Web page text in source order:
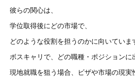
彼らの関心は、
学位取得後にどの市場で、
どのような役割を担うのかに向いていま
ボスキャリで、どの職種・ポジションに
現地就職を狙う場合、ビザや市場の現実